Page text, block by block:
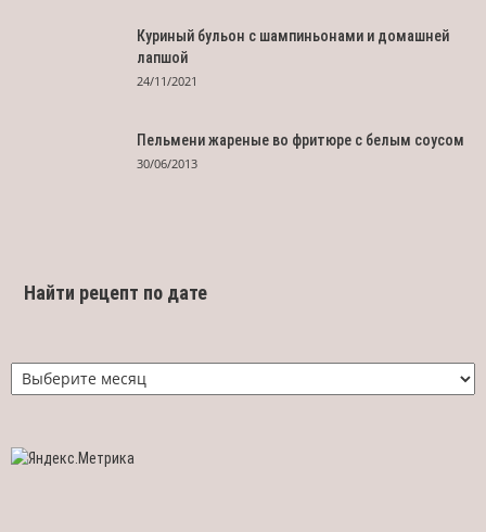
Куриный бульон с шампиньонами и домашней
лапшой
24/11/2021
Пельмени жареные во фритюре с белым соусом
30/06/2013
Найти рецепт по дате
Найти
рецепт